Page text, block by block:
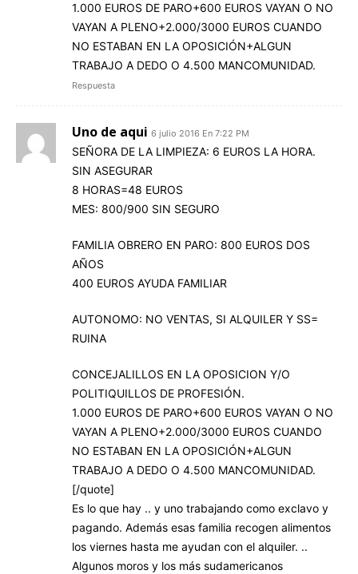
1.000 EUROS DE PARO+600 EUROS VAYAN O NO
VAYAN A PLENO+2.000/3000 EUROS CUANDO
NO ESTABAN EN LA OPOSICIÓN+ALGUN
TRABAJO A DEDO O 4.500 MANCOMUNIDAD.
Respuesta
Uno de aqui 6 julio 2016 En 7:22 PM
SEÑORA DE LA LIMPIEZA: 6 EUROS LA HORA.
SIN ASEGURAR
8 HORAS=48 EUROS
MES: 800/900 SIN SEGURO
FAMILIA OBRERO EN PARO: 800 EUROS DOS
AÑOS
400 EUROS AYUDA FAMILIAR
AUTONOMO: NO VENTAS, SI ALQUILER Y SS=
RUINA
CONCEJALILLOS EN LA OPOSICION Y/O
POLITIQUILLOS DE PROFESIÓN.
1.000 EUROS DE PARO+600 EUROS VAYAN O NO
VAYAN A PLENO+2.000/3000 EUROS CUANDO
NO ESTABAN EN LA OPOSICIÓN+ALGUN
TRABAJO A DEDO O 4.500 MANCOMUNIDAD.
[/quote]
Es lo que hay .. y uno trabajando como exclavo y
pagando. Además esas familia recogen alimentos
los viernes hasta me ayudan con el alquiler. ..
Algunos moros y los más sudamericanos